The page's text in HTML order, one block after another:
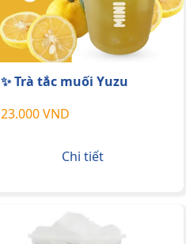
✨ Trà tắc muối Yuzu
23.000 VND
Chi tiết